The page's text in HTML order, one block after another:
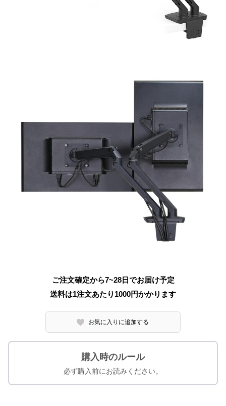
ご注文確定から7~28日でお届け予定
送料は1注文あたり 1000円かかります
お気に入りに追加する
購入時のルール
必ず購入前にお読みください。